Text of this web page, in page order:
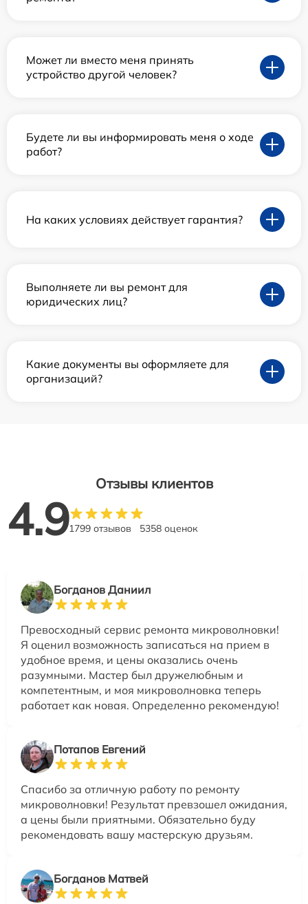
Может ли вместо меня принять
устройство другой человек?
Будете ли вы информировать меня о ходе
работ?
На каких условиях действует гарантия?
Выполняете ли вы ремонт для
юридических лиц?
Какие документы вы оформляете для
организаций?
Отзывы клиентов
4.91799 отзывов 5358 оценок
Богданов Даниил
Превосходный сервис ремонта микроволновки!
Я оценил возможность записаться на прием в
удобное время, и цены оказались очень
разумными. Мастер был дружелюбным и
компетентным, и моя микроволновка теперь
работает как новая. Определенно рекомендую!
Потапов Евгений
Спасибо за отличную работу по ремонту
микроволновки! Результат превзошел ожидания,
а цены были приятными. Обязательно буду
рекомендовать вашу мастерскую друзьям.
Богданов Матвей